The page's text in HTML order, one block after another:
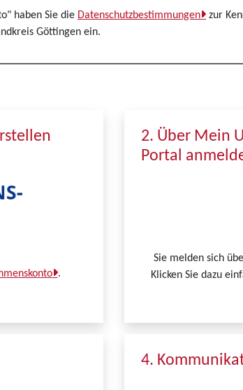
haben Sie die Datenschutzbestimmungen
zur
Göttingen ein.
.
2. Über Mein
Portal
Sie melden sich
Klicken Sie dazu
4.